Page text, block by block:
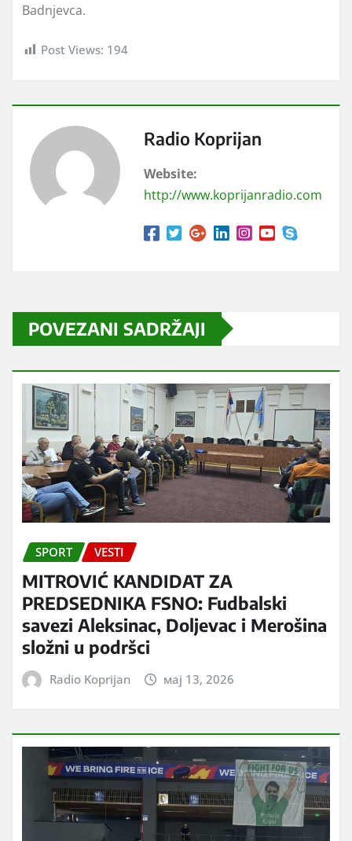
Badnjevca.
Post Views: 194
Radio Koprijan
Website:
http://www.koprijanradio.com
POVEZANI SADRŽAJI
SPORT VESTI
MITROVIĆ KANDIDAT ZA
PREDSEDNIKA FSNO: Fudbalski
savezi Aleksinac, Doljevac i Merošina
složni u podršci
Radio Koprijan мај 13, 2026